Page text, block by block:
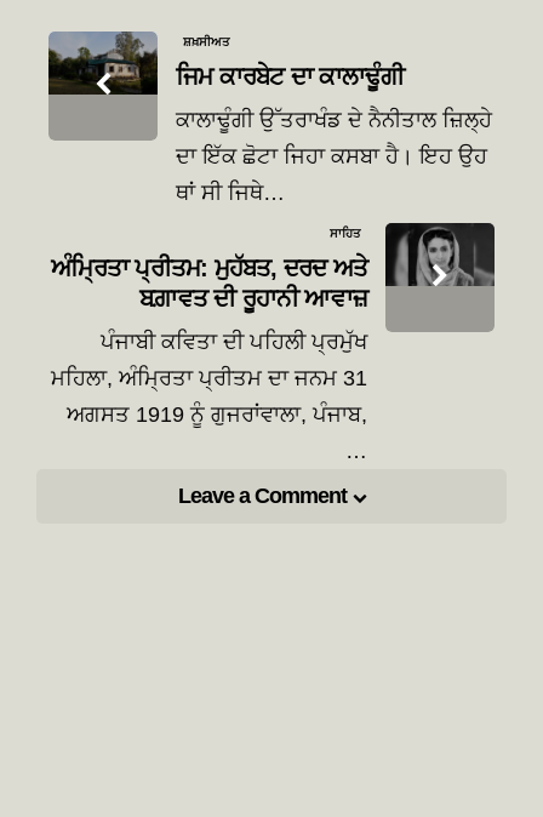
Post
navigation
ਸ਼ਖ਼ਸੀਅਤ
ਜਿਮ ਕਾਰਬੇਟ ਦਾ ਕਾਲਾਢੂੰਗੀ
ਕਾਲਾਢੂੰਗੀ ਉੱਤਰਾਖੰਡ ਦੇ ਨੈਨੀਤਾਲ ਜ਼ਿਲ੍ਹੇ
ਦਾ ਇੱਕ ਛੋਟਾ ਜਿਹਾ ਕਸਬਾ ਹੈ। ਇਹ ਉਹ
ਥਾਂ ਸੀ ਜਿਥੇ…
ਸਾਹਿਤ
ਅੰਮ੍ਰਿਤਾ ਪ੍ਰੀਤਮ: ਮੁਹੱਬਤ, ਦਰਦ ਅਤੇ
ਬਗ਼ਾਵਤ ਦੀ ਰੂਹਾਨੀ ਆਵਾਜ਼
ਪੰਜਾਬੀ ਕਵਿਤਾ ਦੀ ਪਹਿਲੀ ਪ੍ਰਮੁੱਖ
ਮਹਿਲਾ, ਅੰਮ੍ਰਿਤਾ ਪ੍ਰੀਤਮ ਦਾ ਜਨਮ 31
ਅਗਸਤ 1919 ਨੂੰ ਗੁਜਰਾਂਵਾਲਾ, ਪੰਜਾਬ,
…
Leave a Comment